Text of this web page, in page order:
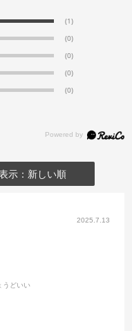
(1)
(0)
(0)
(0)
(0)
示：新しい順
2025.7.13
うどいい